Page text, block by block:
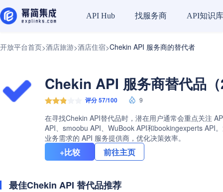
API Hub 找服务商 API知识库
开放平台首页>酒店旅游>酒店住宿>Chekin API 服务商的替代者
Chekin API 服务商替代品
评分 57/100 9
在寻找Chekin API替代品时，潜在用户通常会重点关注
API、smoobu API、WuBook API和bookingexperts API
业务需求的 API 服务提供商，优化决策效率。
+比较 前往主页
最佳Chekin API 替代品推荐